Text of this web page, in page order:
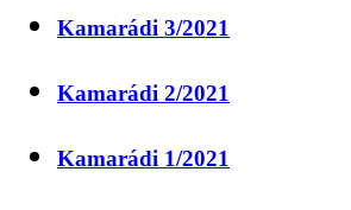
Kamarádi 3/2021
Kamarádi 2/2021
Kamarádi 1/2021